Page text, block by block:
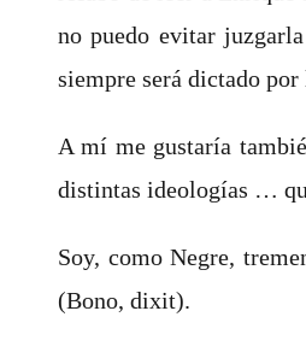
no puedo evitar
siempre será dictado
A mí me gustaría
distintas ideologías …
Soy, como Negre,
(Bono, dixit).